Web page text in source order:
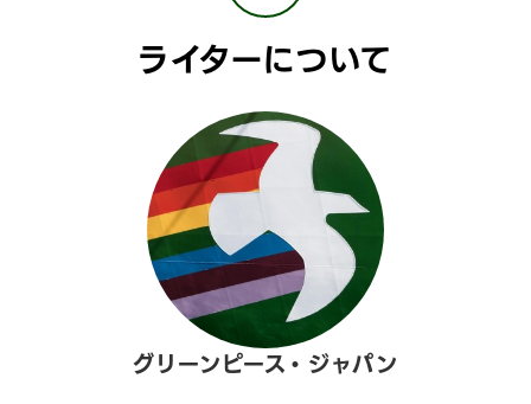
ライターについて
グリーンピース・ジャパン